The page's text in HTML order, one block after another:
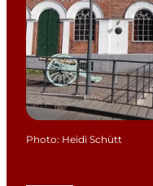
Photo: Heidi Schütt